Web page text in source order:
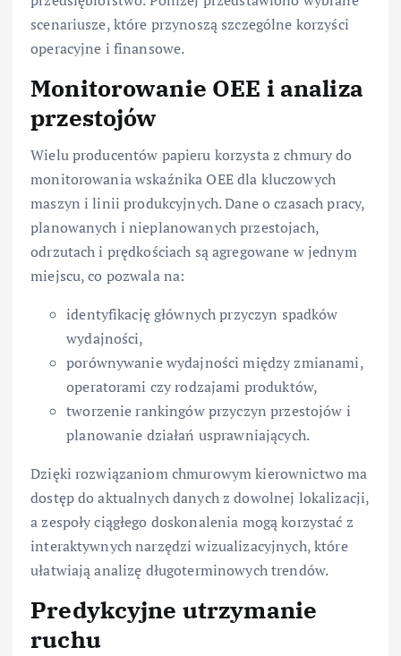
scenariusze, które przynoszą szczególne korzyści
operacyjne i finansowe.
Monitorowanie OEE i analiza
przestojów
Wielu producentów papieru korzysta z chmury do
monitorowania wskaźnika OEE dla kluczowych
maszyn i linii produkcyjnych. Dane o czasach pracy,
planowanych i nieplanowanych przestojach,
odrzutach i prędkościach są agregowane w jednym
miejscu, co pozwala na:
identyfikację głównych przyczyn spadków
wydajności,
porównywanie wydajności między zmianami,
operatorami czy rodzajami produktów,
tworzenie rankingów przyczyn przestojów i
planowanie działań usprawniających.
Dzięki rozwiązaniom chmurowym kierownictwo ma
dostęp do aktualnych danych z dowolnej lokalizacji,
a zespoły ciągłego doskonalenia mogą korzystać z
interaktywnych narzędzi wizualizacyjnych, które
ułatwiają analizę długoterminowych trendów.
Predykcyjne utrzymanie
ruchu